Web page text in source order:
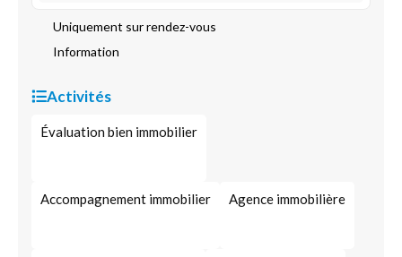
Uniquement sur rendez-vous
Information
Activités
Évaluation bien immobilier
Accompagnement immobilier Agence immobilière